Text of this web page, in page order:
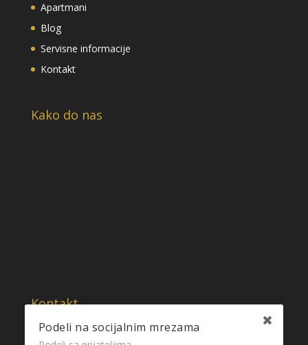
Apartmani
Blog
Servisne informacije
Kontakt
Kako do nas
Kontakt
Telefon: 0656166729
Podeli na socijalnim mrezama